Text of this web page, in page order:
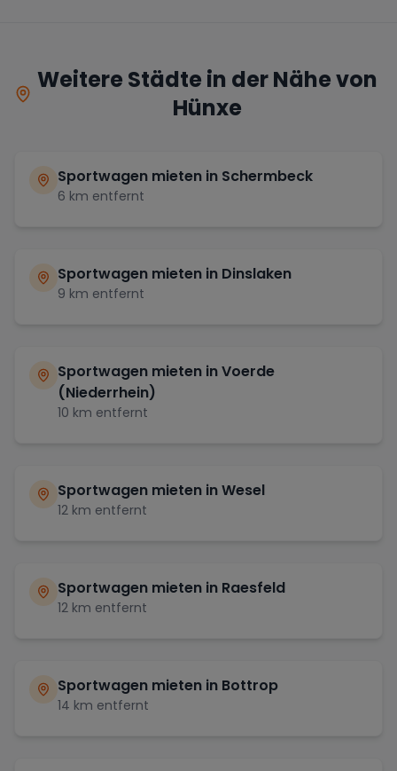
Weitere Städte in der Nähe von
Hünxe
Sportwagen mieten in Schermbeck
6 km entfernt
Sportwagen mieten in Dinslaken
9 km entfernt
Sportwagen mieten inVoerde
(Niederrhein)
10 km entfernt
Sportwagen mieten inWesel
12 km entfernt
Sportwagen mieten in Raesfeld
12 km entfernt
Sportwagen mieten in Bottrop
14 km entfernt